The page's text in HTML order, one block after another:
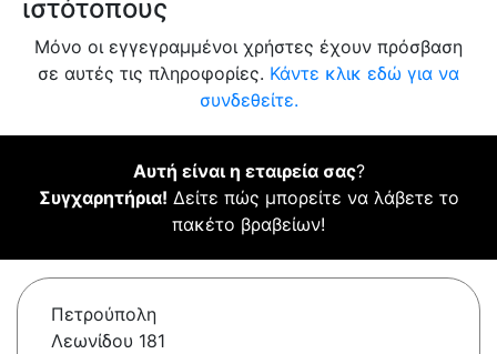
ιστότοπους
Μόνο οι εγγεγραμμένοι χρήστες έχουν πρόσβαση
σε αυτές τις πληροφορίες. Κάντε κλικ εδώ για να
συνδεθείτε.
Αυτή είναι η εταιρεία σας?
Συγχαρητήρια! Δείτε πώς μπορείτε να λάβετε το
πακέτο βραβείων!
Πετρούπολη
Λεωνίδου 181